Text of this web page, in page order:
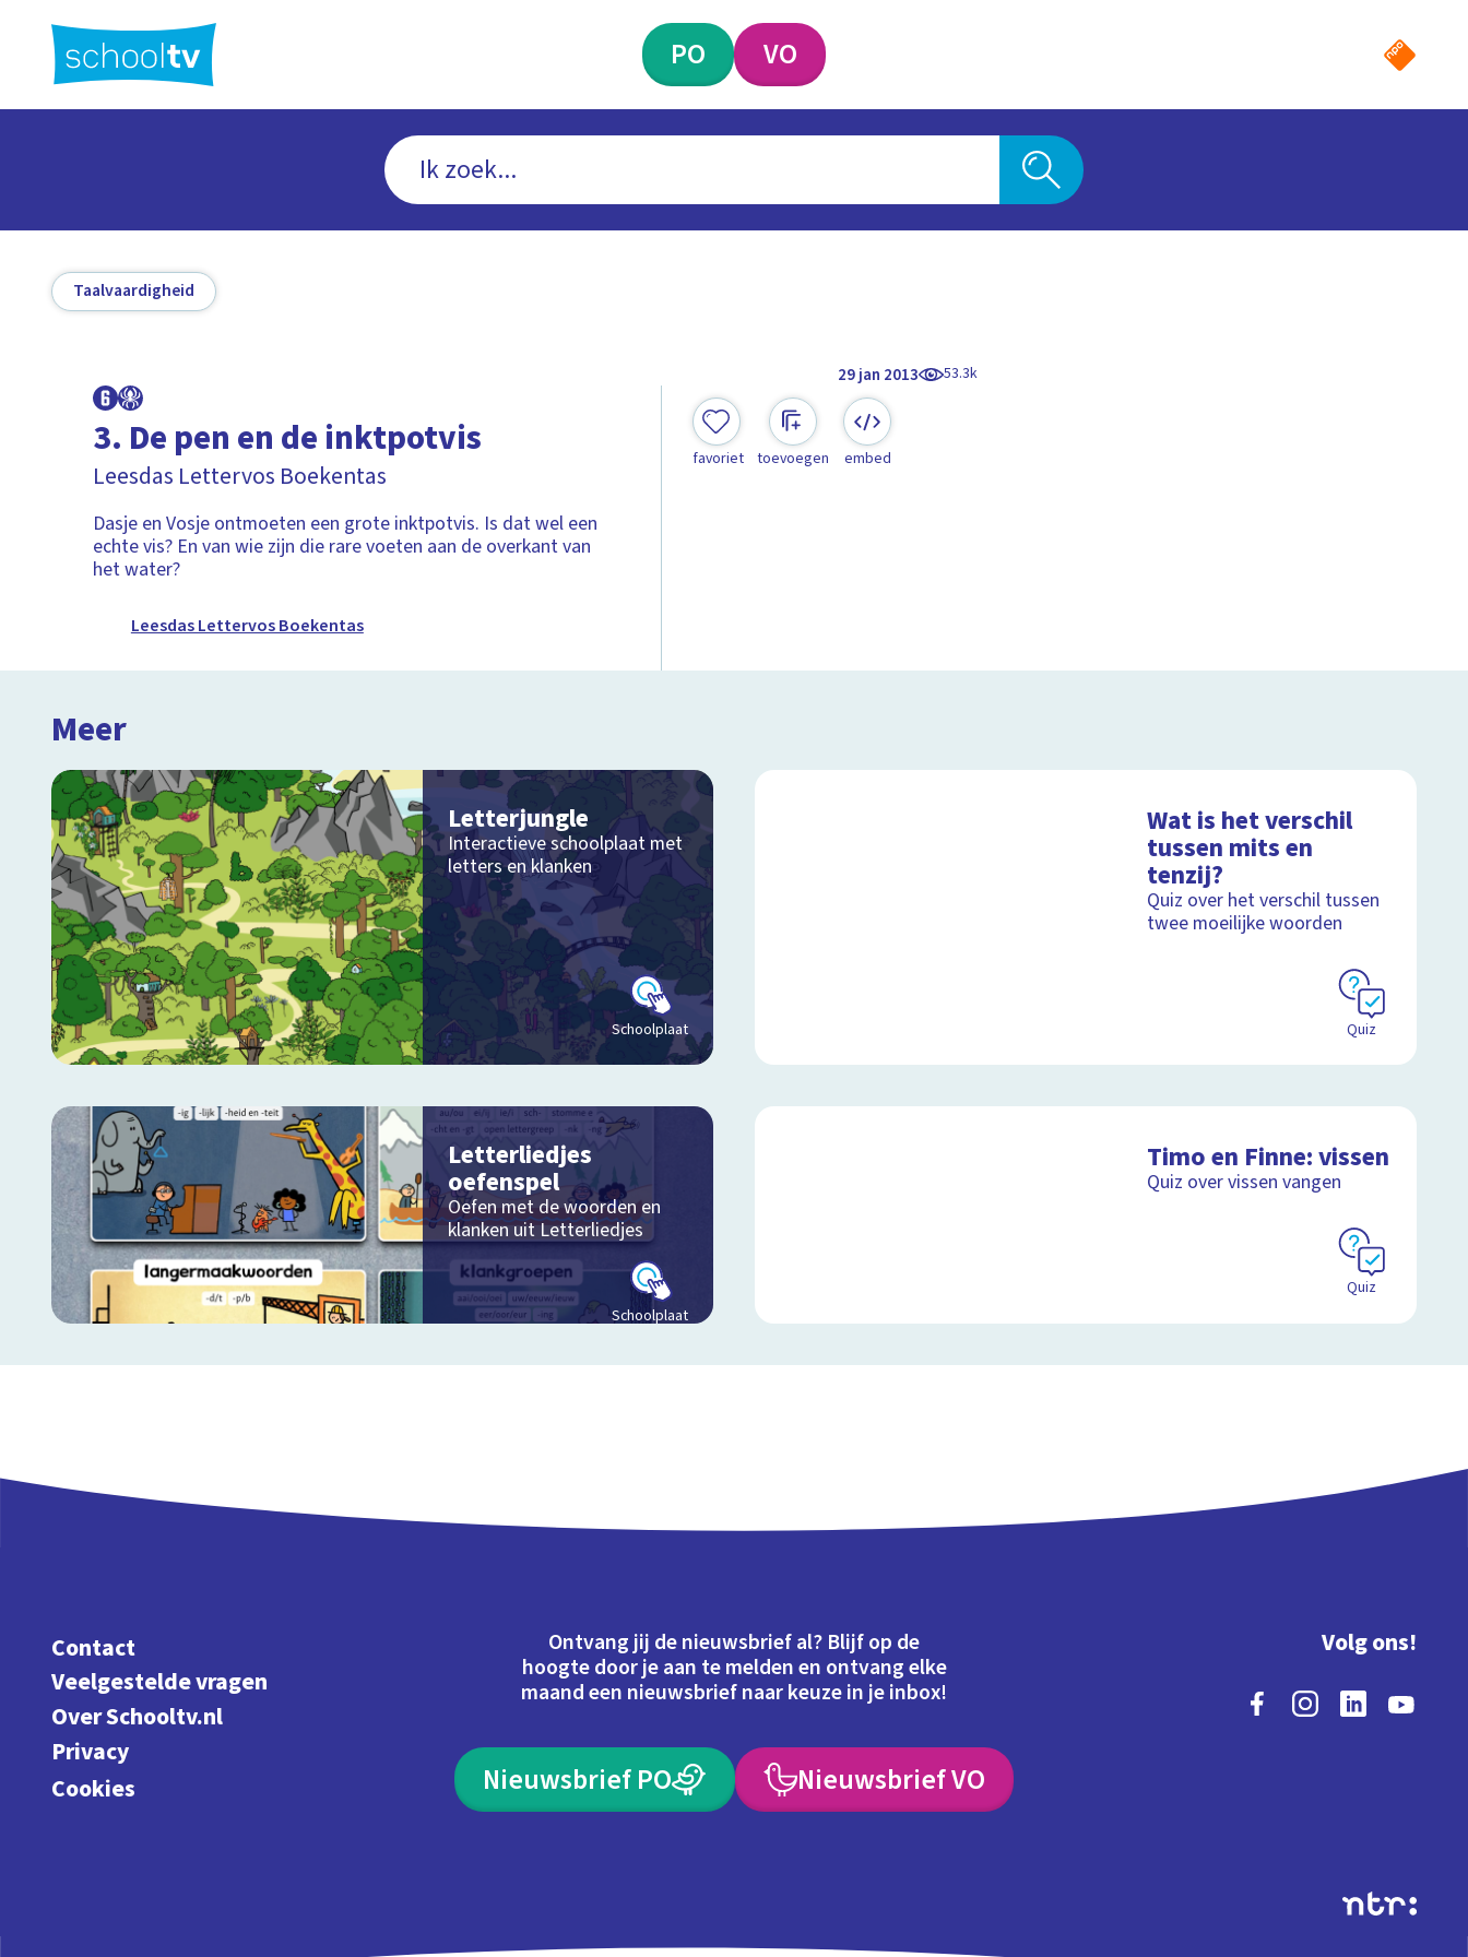
hoofdinhoud
PO VO
Taalvaardigheid
29 jan 2013 53.3k
3. De pen en de inktpotvis
Leesdas Lettervos Boekentas
Dasje en Vosje ontmoeten een grote inktpotvis. Is dat wel een
echte vis? En van wie zijn die rare voeten aan de overkant van
het water?
Leesdas Lettervos Boekentas
favoriet toevoegen embed
Meer
Letterjungle
Interactieve schoolplaat met
letters en klanken
Schoolplaat
Wat is het verschil
tussen mits en
tenzij?
Quiz over het verschil tussen
twee moeilijke woorden
Quiz
Letterliedjes
oefenspel
Oefen met de woorden en
klanken uit Letterliedjes
Schoolplaat
Timo en Finne: vissen
Quiz over vissen vangen
Quiz
Contact
Veelgestelde vragen
Over Schooltv.nl
Privacy
Cookies
Ontvang jij de nieuwsbrief al? Blijf op de
hoogte door je aan te melden en ontvang elke
maand een nieuwsbrief naar keuze in je inbox!
Nieuwsbrief PO Nieuwsbrief VO
Volg ons!